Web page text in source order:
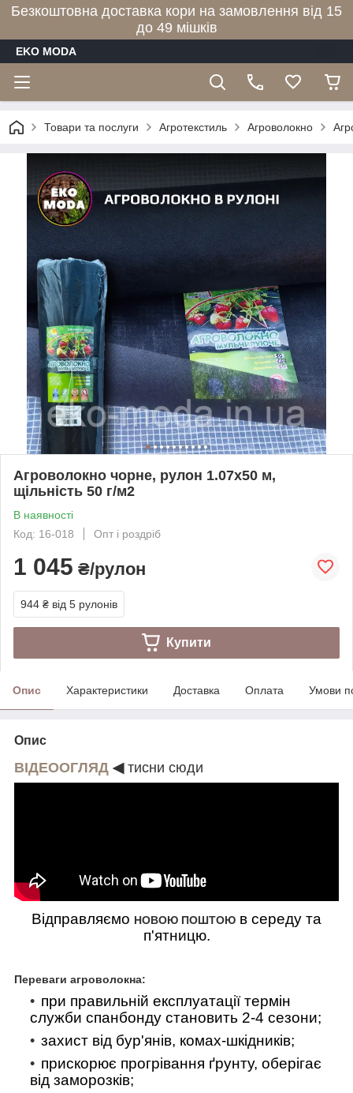
Безкоштовна доставка кори на замовлення від 15
до 49 мішків
EKO MODA
Товари та послуги Агротекстиль Агроволокно
Агроволокно чорне, рулон 1.07х50 м,
щільність 50 г/м2
В наявності
Код: 16-018
Опт і роздріб
1 045 ₴/рулон
944 ₴ від 5 рулонів
Купити
Опис Характеристики Доставка Оплата Умови
Опис
ВІДЕООГЛЯД ◀ тисни сюди
Відправляємо НОВОЮ ПОШТОЮ в середу та
п'ятницю.
Переваги агроволокна:
при правильній експлуатації термін
служби спанбонду становить 2-4 сезони;
захист від бур'янів, комах-шкідників;
прискорює прогрівання ґрунту, оберігає
від заморозків;